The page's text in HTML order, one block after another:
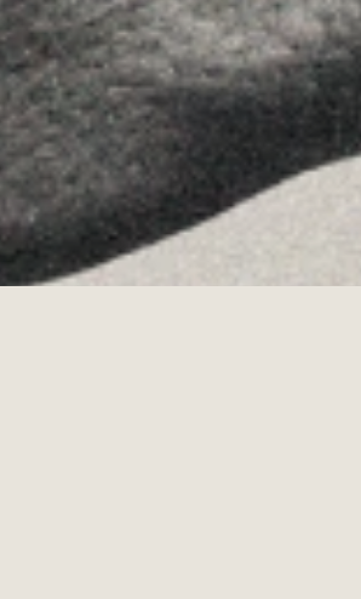
AVISO LEGAL·
· POLÍTICA DE PRIVACIDAD